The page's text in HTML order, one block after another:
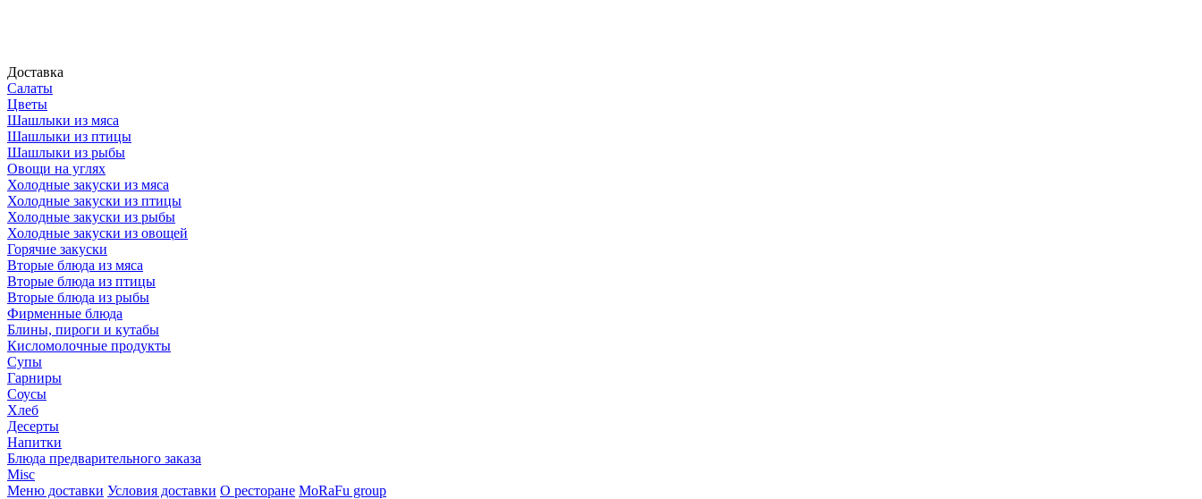
Доставка
Салаты
Цветы
Шашлыки из мяса
Шашлыки из птицы
Шашлыки из рыбы
Овощи на углях
Холодные закуски из мяса
Холодные закуски из птицы
Холодные закуски из рыбы
Холодные закуски из овощей
Горячие закуски
Вторые блюда из мяса
Вторые блюда из птицы
Вторые блюда из рыбы
Фирменные блюда
Блины, пироги и кутабы
Кисломолочные продукты
Супы
Гарниры
Соусы
Хлеб
Десерты
Напитки
Блюда предварительного заказа
Misc
Меню доставки Условия доставки О ресторане MoRaFu group